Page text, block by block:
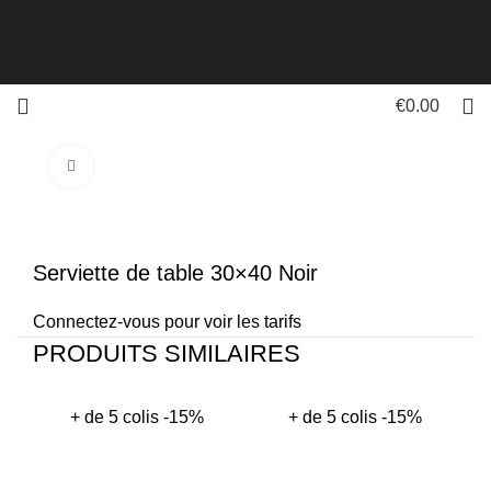
€0.00
Serviette de table 30×40 Noir
Connectez-vous pour voir les tarifs
PRODUITS SIMILAIRES
+ de 5 colis -15% + de 5 colis -15%